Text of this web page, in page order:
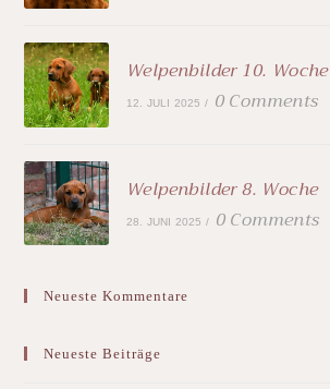
Welpenbilder 10. Woche
12. JULI 2025 / 0 Comments
Welpenbilder 8. Woche
28. JUNI 2025 / 0 Comments
Neueste Kommentare
Neueste Beiträge